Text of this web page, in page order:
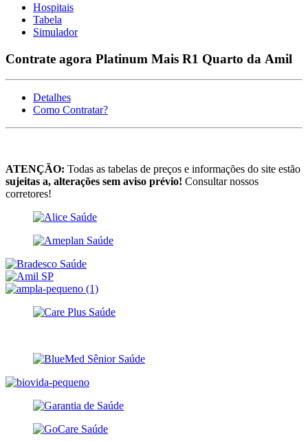
Hospitais
Tabela
Simulador
Contrate agora Platinum Mais R1 Quarto da Amil
Detalhes
Como Contratar?
ATENÇÃO: Todas as tabelas de preços e informações do site estão
sujeitas a, alterações sem aviso prévio! Consultar nossos
corretores!